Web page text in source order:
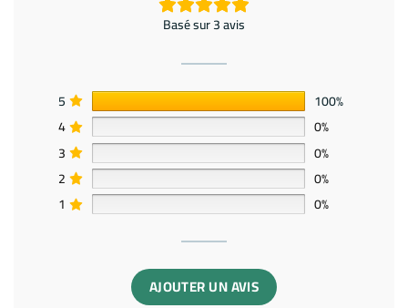
Basé sur 3 avis
5
100%
4
0%
3
0%
2
0%
1
0%
AJOUTER UN AVIS